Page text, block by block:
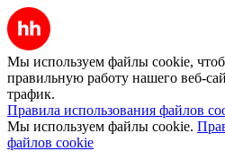
Мы используем файлы cookie,
правильную работу нашего веб-
трафик.
Правила использования файлов
Мы используем файлы cookie.
файлов cookie